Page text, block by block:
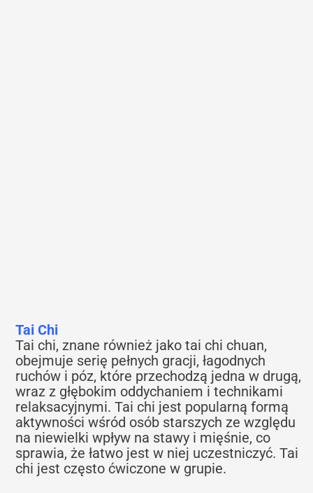
Tai Chi
Tai chi, znane również jako tai chi chuan,
obejmuje serię pełnych gracji, łagodnych
ruchów i póz, które przechodzą jedna w drugą,
wraz z głębokim oddychaniem i technikami
relaksacyjnymi. Tai chi jest popularną formą
aktywności wśród osób starszych ze względu
na niewielki wpływ na stawy i mięśnie, co
sprawia, że łatwo jest w niej uczestniczyć. Tai
chi jest często ćwiczone w grupie.